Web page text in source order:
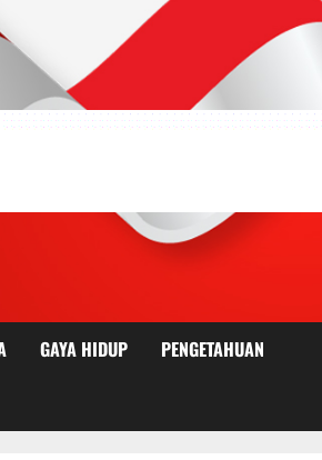
GAYA HIDUP PENGETAHUAN